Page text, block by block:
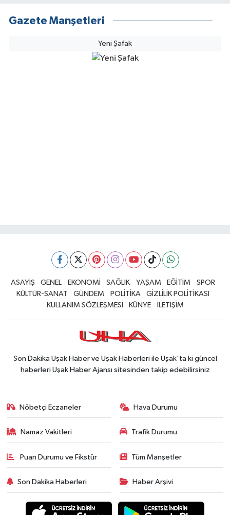
Gazete Manşetleri
Yeni Şafak
ASAYİŞ GENEL EKONOMİ SAĞLIK YAŞAM EĞİTİM
SPOR
KÜLTÜR-SANAT
GÜNDEM POLİTİKA
GİZLİLİK POLİTİKASI
KULLANIM SÖZLEŞMESİ
KÜNYE İLETİŞİM
Son Dakika Uşak Haber ve Uşak Haberleri ile Uşak'ta ki güncel
haberleri Uşak Haber Ajansı sitesinden takip edebilirsiniz
Nöbetçi Eczaneler Hava Durumu
Namaz Vakitleri Trafik Durumu
Puan Durumu ve Fikstür Tüm Manşetler
Son Dakika Haberleri Haber Arşivi